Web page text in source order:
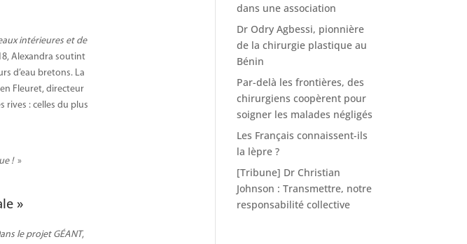
intérieures et de
Alexandra soutint
d’eau bretons. La
Fleuret, directeur
rives : celles du plus
!»
»
le projet GÉANT,
dans une association
Dr Odry Agbessi, pionnière
de la chirurgie plastique au
Bénin
Par-delà les frontières, des
chirurgiens coopèrent pour
soigner les malades négligés
Les Français connaissent-ils
la lèpre ?
[Tribune] Dr Christian
Johnson : Transmettre, notre
responsabilité collective